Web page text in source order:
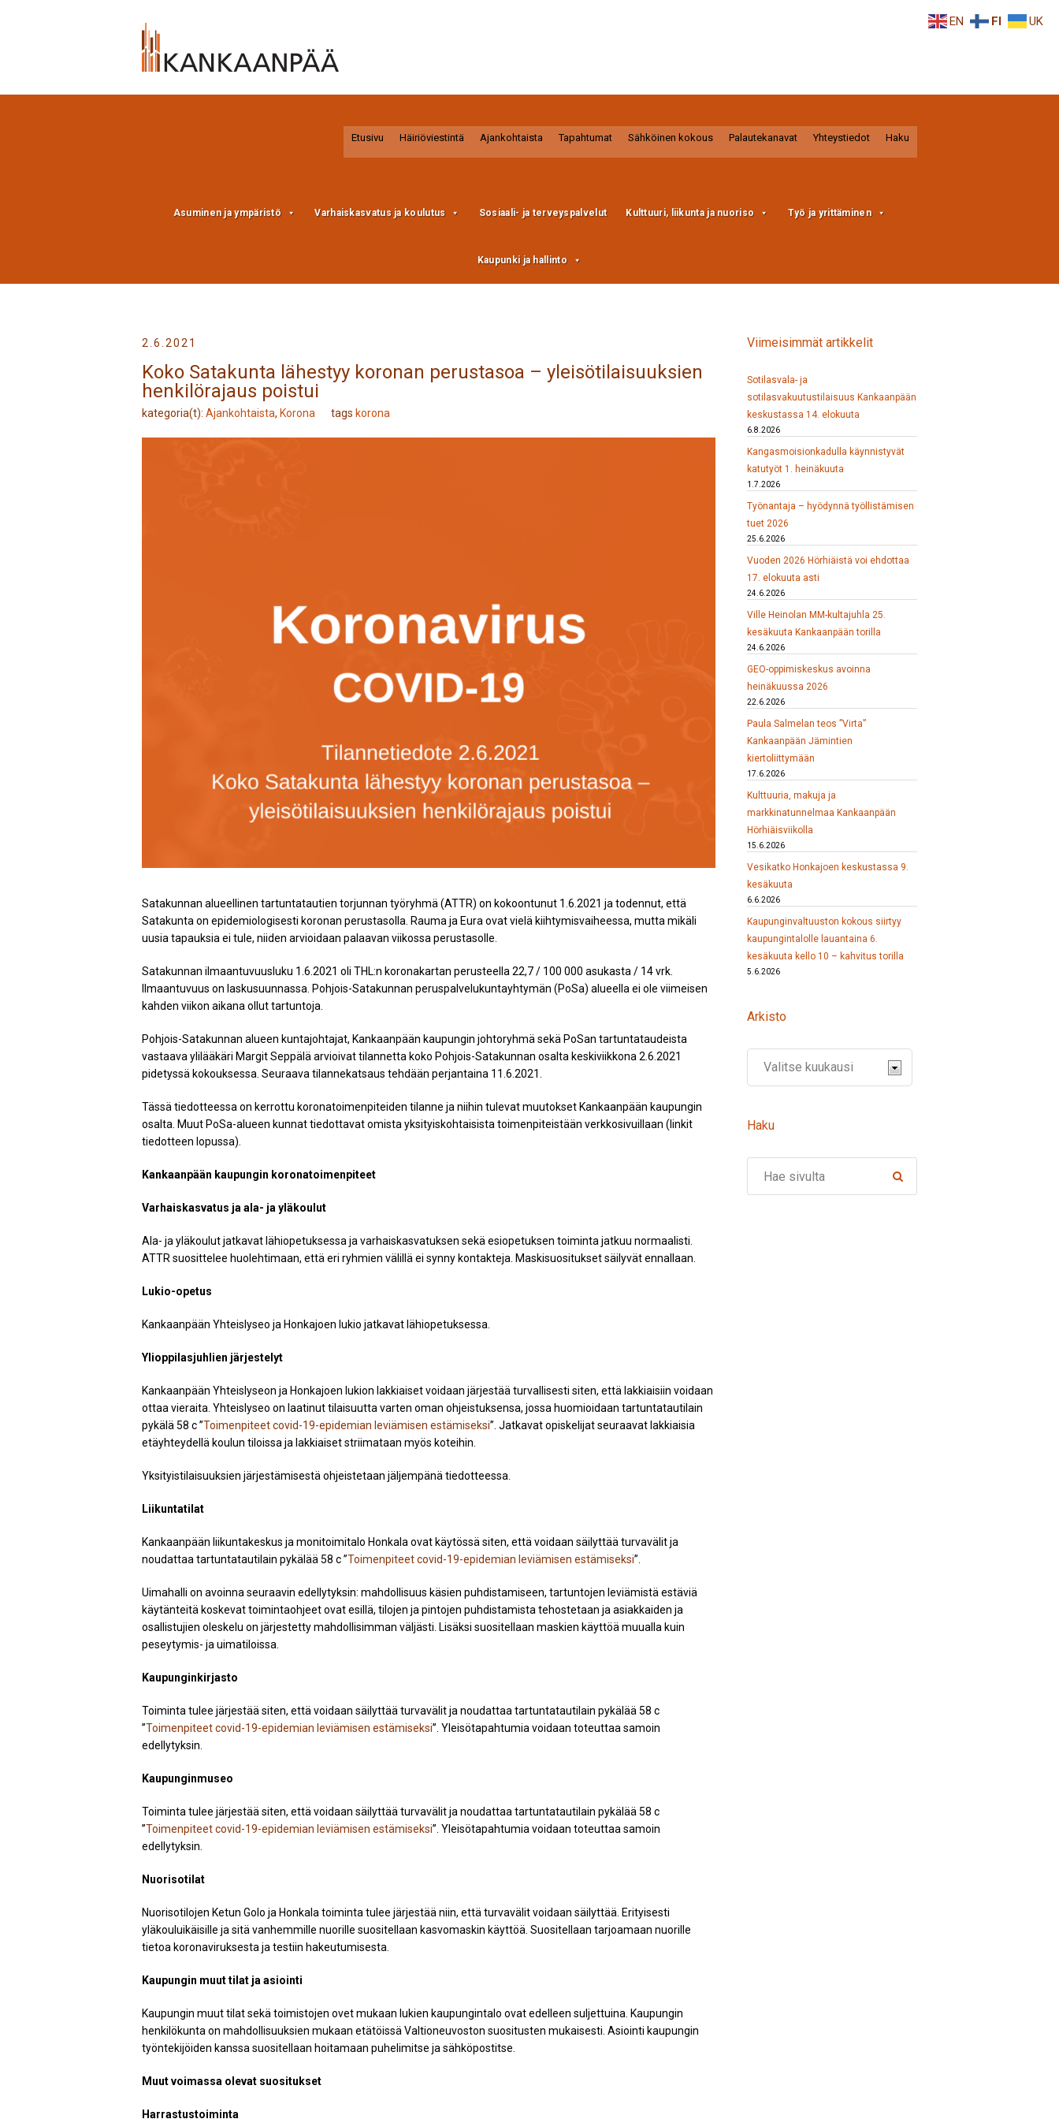
Etusivu Häiriöviestintä Ajankohtaista Tapahtumat Sähköinen kokous Palautekanavat Yhteystiedot Haku
Asuminen ja ympäristö Varhaiskasvatus ja koulutus Sosiaali- ja terveyspalvelut Kulttuuri, liikunta ja nuoriso Työ ja yrittäminen
Kaupunki ja hallinto
2.6.2021
Koko Satakunta lähestyy koronan perustasoa – yleisötilaisuuksien
henkilörajaus poistui
kategoria(t): Ajankohtaista, Korona tags korona
Satakunnan alueellinen tartuntatautien torjunnan työryhmä (ATTR) on kokoontunut 1.6.2021 ja todennut, että
Satakunta on epidemiologisesti koronan perustasolla. Rauma ja Eura ovat vielä kiihtymisvaiheessa, mutta mikäli
uusia tapauksia ei tule, niiden arvioidaan palaavan viikossa perustasolle.
Satakunnan ilmaantuvuusluku 1.6.2021 oli THL:n koronakartan perusteella 22,7 / 100 000 asukasta / 14 vrk.
Ilmaantuvuus on laskusuunnassa. Pohjois-Satakunnan peruspalvelukuntayhtymän (PoSa) alueella ei ole viimeisen
kahden viikon aikana ollut tartuntoja.
Pohjois-Satakunnan alueen kuntajohtajat, Kankaanpään kaupungin johtoryhmä sekä PoSan tartuntataudeista
vastaava ylilääkäri Margit Seppälä arvioivat tilannetta koko Pohjois-Satakunnan osalta keskiviikkona 2.6.2021
pidetyssä kokouksessa. Seuraava tilannekatsaus tehdään perjantaina 11.6.2021.
Tässä tiedotteessa on kerrottu koronatoimenpiteiden tilanne ja niihin tulevat muutokset Kankaanpään kaupungin
osalta. Muut PoSa-alueen kunnat tiedottavat omista yksityiskohtaisista toimenpiteistään verkkosivuillaan (linkit
tiedotteen lopussa).
Kankaanpään kaupungin koronatoimenpiteet
Varhaiskasvatus ja ala- ja yläkoulut
Ala- ja yläkoulut jatkavat lähiopetuksessa ja varhaiskasvatuksen sekä esiopetuksen toiminta jatkuu normaalisti.
ATTR suosittelee huolehtimaan, että eri ryhmien välillä ei synny kontakteja. Maskisuositukset säilyvät ennallaan.
Lukio-opetus
Kankaanpään Yhteislyseo ja Honkajoen lukio jatkavat lähiopetuksessa.
Ylioppilasjuhlien järjestelyt
Kankaanpään Yhteislyseon ja Honkajoen lukion lakkiaiset voidaan järjestää turvallisesti siten, että lakkiaisiin voidaan
ottaa vieraita. Yhteislyseo on laatinut tilaisuutta varten oman ohjeistuksensa, jossa huomioidaan tartuntatautilain
pykälä 58 c ”Toimenpiteet covid-19-epidemian leviämisen estämiseksi”. Jatkavat opiskelijat seuraavat lakkiaisia
etäyhteydellä koulun tiloissa ja lakkiaiset striimataan myös koteihin.
Yksityistilaisuuksien järjestämisestä ohjeistetaan jäljempänä tiedotteessa.
Liikuntatilat
Kankaanpään liikuntakeskus ja monitoimitalo Honkala ovat käytössä siten, että voidaan säilyttää turvavälit ja
noudattaa tartuntatautilain pykälää 58 c ”Toimenpiteet covid-19-epidemian leviämisen estämiseksi”.
Uimahalli on avoinna seuraavin edellytyksin: mahdollisuus käsien puhdistamiseen, tartuntojen leviämistä estäviä
käytänteitä koskevat toimintaohjeet ovat esillä, tilojen ja pintojen puhdistamista tehostetaan ja asiakkaiden ja
osallistujien oleskelu on järjestetty mahdollisimman väljästi. Lisäksi suositellaan maskien käyttöä muualla kuin
peseytymis- ja uimatiloissa.
Kaupunginkirjasto
Toiminta tulee järjestää siten, että voidaan säilyttää turvavälit ja noudattaa tartuntatautilain pykälää 58 c
”Toimenpiteet covid-19-epidemian leviämisen estämiseksi”. Yleisötapahtumia voidaan toteuttaa samoin
edellytyksin.
Kaupunginmuseo
Toiminta tulee järjestää siten, että voidaan säilyttää turvavälit ja noudattaa tartuntatautilain pykälää 58 c
”Toimenpiteet covid-19-epidemian leviämisen estämiseksi”. Yleisötapahtumia voidaan toteuttaa samoin
edellytyksin.
Nuorisotilat
Nuorisotilojen Ketun Golo ja Honkala toiminta tulee järjestää niin, että turvavälit voidaan säilyttää. Erityisesti
yläkouluikäisille ja sitä vanhemmille nuorille suositellaan kasvomaskin käyttöä. Suositellaan tarjoamaan nuorille
tietoa koronaviruksesta ja testiin hakeutumisesta.
Kaupungin muut tilat ja asiointi
Kaupungin muut tilat sekä toimistojen ovet mukaan lukien kaupungintalo ovat edelleen suljettuina. Kaupungin
henkilökunta on mahdollisuuksien mukaan etätöissä Valtioneuvoston suositusten mukaisesti. Asiointi kaupungin
työntekijöiden kanssa suositellaan hoitamaan puhelimitse ja sähköpostitse.
Muut voimassa olevat suositukset
Harrastustoiminta
Viimeisimmät artikkelit
Sotilasvala- ja
sotilasvakuutustilaisuus Kankaanpään
keskustassa 14. elokuuta
6.8.2026
Kangasmoisionkadulla käynnistyvät
katutyöt 1. heinäkuuta
1.7.2026
Työnantaja – hyödynnä työllistämisen
tuet 2026
25.6.2026
Vuoden 2026 Hörhiäistä voi ehdottaa
17. elokuuta asti
24.6.2026
Ville Heinolan MM-kultajuhla 25.
kesäkuuta Kankaanpään torilla
24.6.2026
GEO-oppimiskeskus avoinna
heinäkuussa 2026
22.6.2026
Paula Salmelan teos ”Virta”
Kankaanpään Jämintien
kiertoliittymään
17.6.2026
Kulttuuria, makuja ja
markkinatunnelmaa Kankaanpään
Hörhiäisviikolla
15.6.2026
Vesikatko Honkajoen keskustassa 9.
kesäkuuta
6.6.2026
Kaupunginvaltuuston kokous siirtyy
kaupungintalolle lauantaina 6.
kesäkuuta kello 10 – kahvitus torilla
5.6.2026
Arkisto
Haku
EN FI UK